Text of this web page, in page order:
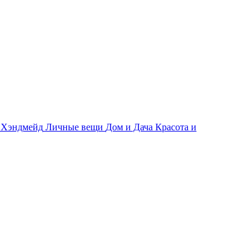
Хэндмейд Личные вещи Дом и Дача Красота и